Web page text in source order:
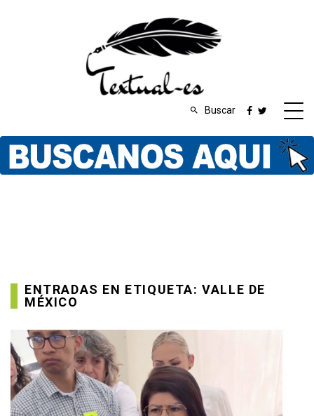
Buscar
ENTRADAS EN ETIQUETA: VALLE DE
MÉXICO